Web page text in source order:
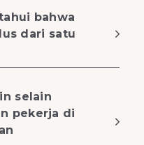
bahwa
dari satu
selain
pekerja di